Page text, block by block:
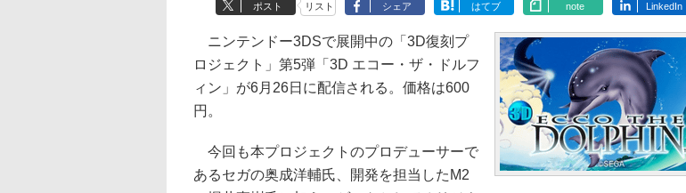
ポスト リスト シェア はてブ note LinkedIn
ニンテンドー3DSで展開中の「3D復刻プ
ロジェクト」第5弾「3D エコー・ザ・ドルフ
ィン」が6月26日に配信される。価格は600
円。
今回も本プロジェクトのプロデューサーで
あるセガの奥成洋輔氏、開発を担当したM2